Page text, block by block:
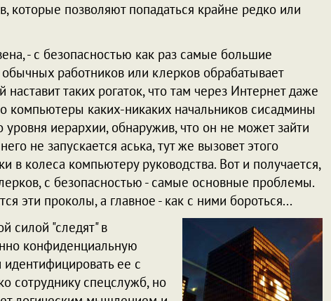
позволяют попадаться крайне редко или
- с безопасностью как раз самые большие
работников или клерков обрабатывает
таких рогаток, что там через Интернет даже
компьютеры каких-никаких начальников сисадмины
иерархии, обнаружив, что он не может зайти
не запускается аська, тут же вызовет этого
в колеса компьютеру руководства. Вот и получается,
с безопасностью - самые основные проблемы.
эти проколы, а главное - как с ними бороться...
силой "следят" в
конфиденциальную
ее с
сотруднику спецслужб, но